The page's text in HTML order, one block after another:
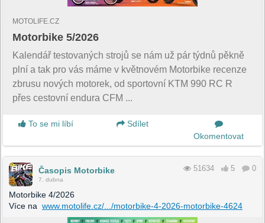
MOTOLIFE.CZ
Motorbike 5/2026
Kalendář testovaných strojů se nám už pár týdnů pěkně
plní a tak pro vás máme v květnovém Motorbike recenze
zbrusu nových motorek, od sportovní KTM 990 RC R
přes cestovní endura CFM ...
To se mi líbí
Sdílet
Okomentovat
Časopis Motorbike
7. dubna
51634 5 0
Motorbike 4/2026
Více na www.motolife.cz/.../motorbike-4-2026-motorbike-4624